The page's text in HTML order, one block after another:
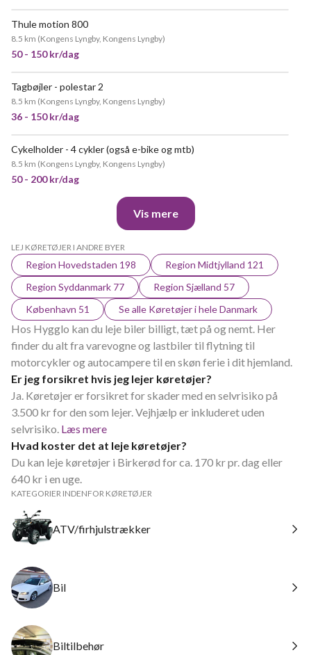
Thule motion 800
8.5 km (Kongens Lyngby, Kongens Lyngby)
50 - 150 kr/dag
Tagbøjler - polestar 2
8.5 km (Kongens Lyngby, Kongens Lyngby)
36 - 150 kr/dag
Cykelholder - 4 cykler (også e-bike og mtb)
8.5 km (Kongens Lyngby, Kongens Lyngby)
50 - 200 kr/dag
Vis mere
LEJ KØRETØJER I ANDRE BYER
Region Hovedstaden 198
Region Midtjylland 121
Region Syddanmark 77
Region Sjælland 57
København 51
Se alle Køretøjer i hele Danmark
Hos Hygglo kan du leje biler billigt, tæt på og nemt. Her
finder du alt fra varevogne og lastbiler til flytning til
motorcykler og autocampere til en skøn ferie i dit hjemland.
Er jeg forsikret hvis jeg lejer køretøjer?
Ja. Køretøjer er forsikret for skader med en selvrisiko på
3.500 kr for den som lejer. Vejhjælp er inkluderet uden
selvrisiko. Læs mere
Hvad koster det at leje køretøjer?
Du kan leje køretøjer i Birkerød for ca. 170 kr pr. dag eller
640 kr i en uge.
KATEGORIER INDENFOR KØRETØJER
ATV/firhjulstrækker
Bil
Biltilbehør